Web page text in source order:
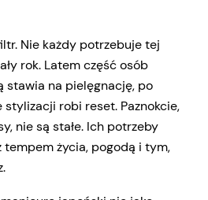
Nie każdy potrzebuje tej
rok. Latem część osób
stawia na pielęgnację, po
robi reset. Paznokcie,
nie są stałe. Ich potrzeby
tempem życia, pogodą i tym,